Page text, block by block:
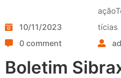
10/11/2023
tícias
0 comment
Boletim